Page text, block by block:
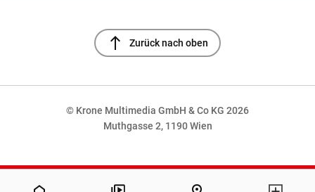
north Zurück nach oben
© Krone Multimedia GmbH & Co KG 2026
Muthgasse 2, 1190 Wien
NaN%